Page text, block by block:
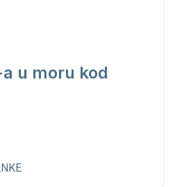
u moru kod